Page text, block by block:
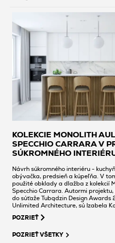
KOLEKCIE MONOLITH
SPECCHIO CARRARA V
SÚKROMNÉHO
Návrh súkromného interiéru -
obývačka, predsieň a kúpeľňa. V
použité obklady a dlažba z kolekcií
Specchio Carrara. Autormi
do súťaže Tubądzin Design Awards
Unlimited Architecture, sú Izabela
POZRIEŤ
POZRIEŤ VŠETKY